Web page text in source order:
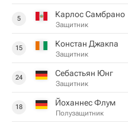
5 Карлос Самбрано
Защитник
15 Констан Джакпа
Защитник
24 Себастьян Юнг
Защитник
18 Йоханнес Флум
Полузащитник